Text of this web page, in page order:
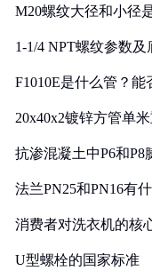
M20螺纹大径和小径
1-1/4 NPT螺纹参数
F1010E是什么管？能
20x40x2镀锌方管单
抗渗混凝土中P6和P8
法兰PN25和PN16有
消费者对洗衣机的核
U型螺栓的国家标准